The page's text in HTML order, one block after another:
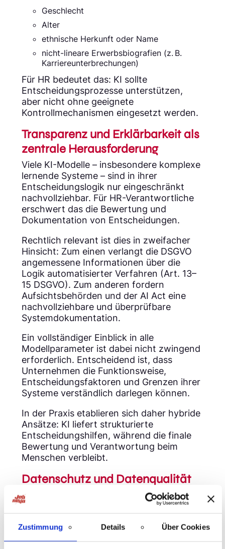
Zustimmung Details Über Cookies
Geschlecht
Alter
ethnische Herkunft oder Name
nicht-lineare Erwerbsbiografien (z. B.
Karriereunterbrechungen)
Für HR bedeutet das: KI sollte
Entscheidungsprozesse unterstützen,
aber nicht ohne geeignete
Kontrollmechanismen eingesetzt werden.
Transparenz und Erklärbarkeit als
zentrale Herausforderung
Viele KI-Modelle – insbesondere komplexe
lernende Systeme – sind in ihrer
Entscheidungslogik nur eingeschränkt
nachvollziehbar. Für HR-Verantwortliche
erschwert das die Bewertung und
Dokumentation von Entscheidungen.
Rechtlich relevant ist dies in zweifacher
Hinsicht: Zum einen verlangt die DSGVO
angemessene Informationen über die
Logik automatisierter Verfahren (Art. 13–
15 DSGVO). Zum anderen fordern
Aufsichtsbehörden und der AI Act eine
nachvollziehbare und überprüfbare
Systemdokumentation.
Ein vollständiger Einblick in alle
Modellparameter ist dabei nicht zwingend
erforderlich. Entscheidend ist, dass
Unternehmen die Funktionsweise,
Entscheidungsfaktoren und Grenzen ihrer
Systeme verständlich darlegen können.
In der Praxis etablieren sich daher hybride
Ansätze: KI liefert strukturierte
Entscheidungshilfen, während die finale
Bewertung und Verantwortung beim
Menschen verbleibt.
Datenschutz und Datenqualität
im Recruiting
unmittelbar von der Datenbasis ab.
Gleichzeitig bergen gerade HR-Daten
erhöhte Risiken. Unvollständige, veraltete